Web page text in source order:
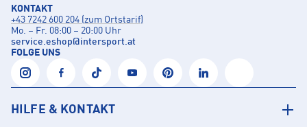
KONTAKT
+43 7242 600 204 (zum Ortstarif)
Mo. – Fr. 08:00 – 20:00 Uhr
service.eshop@intersport.at
FOLGE UNS
HILFE & KONTAKT